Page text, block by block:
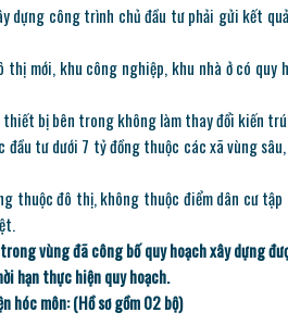
dựng công trình chủ đầu tư phải gửi kết
thị mới, khu công nghiệp, khu nhà ở có
bị bên trong không làm thay đổi kiến
tư dưới 7 tỷ đồng thuộc các xã vùng
thuộc đô thị, không thuộc điểm dân cư
vùng đã công bố quy hoạch xây dựng
hạn thực hiện quy hoạch.
hóc môn: (Hồ sơ gồm 02 bộ)